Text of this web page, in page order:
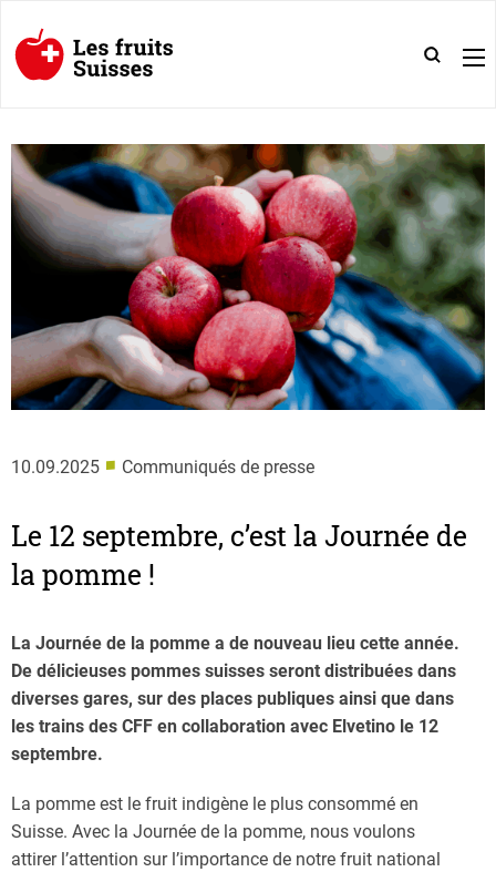
10.09.2025 ■ Communiqués de presse
Le 12 septembre, c’est la Journée de
la pomme !
La Journée de la pomme a de nouveau lieu cette année.
De délicieuses pommes suisses seront distribuées dans
diverses gares, sur des places publiques ainsi que dans
les trains des CFF en collaboration avec Elvetino le 12
septembre.
La pomme est le fruit indigène le plus consommé en
Suisse. Avec la Journée de la pomme, nous voulons
attirer l’attention sur l’importance de notre fruit national